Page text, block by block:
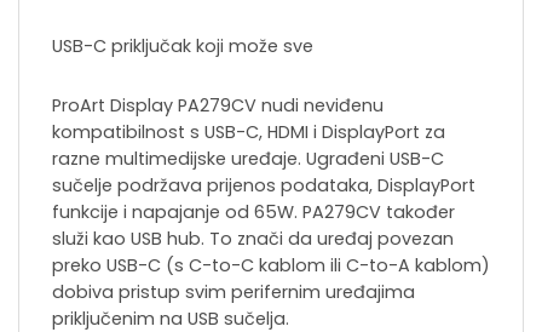
USB-C priključak koji može sve
ProArt Display PA279CV nudi neviđenu
kompatibilnost s USB-C, HDMI i DisplayPort za
razne multimedijske uređaje. Ugrađeni USB-C
sučelje podržava prijenos podataka, DisplayPort
funkcije i napajanje od 65W. PA279CV također
služi kao USB hub. To znači da uređaj povezan
preko USB-C (s C-to-C kablom ili C-to-A kablom)
dobiva pristup svim perifernim uređajima
priključenim na USB sučelja.